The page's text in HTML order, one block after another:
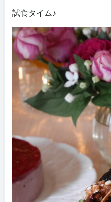
試食タイム♪